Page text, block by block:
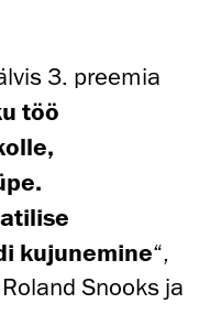
3. preemia
töö
kujunemine“,
Snooks ja